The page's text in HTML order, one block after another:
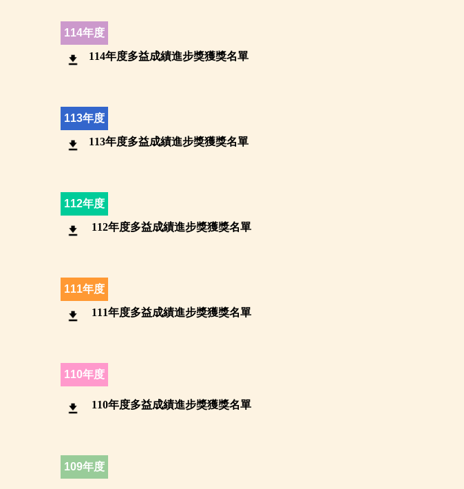
114年度
114年度多益成績進步獎獲獎名單
113年度
113年度多益成績進步獎獲獎名單
112年度
112年度多益成績進步獎獲獎名單
111年度
111年度多益成績進步獎獲獎名單
110年度
110年度多益成績進步獎獲獎名單
109年度